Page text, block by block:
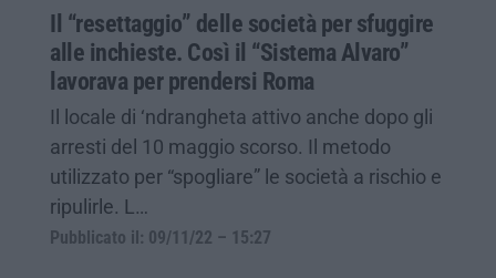
Il “resettaggio” delle società per sfuggire
alle inchieste. Così il “Sistema Alvaro”
lavorava per prendersi Roma
Il locale di ‘ndrangheta attivo anche dopo gli
arresti del 10 maggio scorso. Il metodo
utilizzato per “spogliare” le società a rischio e
ripulirle. L…
Pubblicato il: 09/11/22 – 15:27